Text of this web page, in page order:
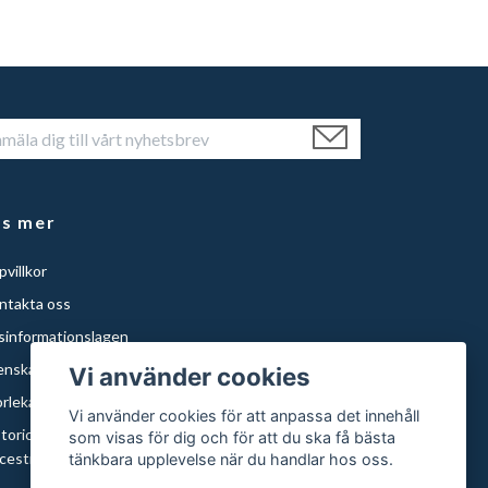
mer
oss
Städer
och papper
Maps of Sweden for Americans with Swedish
| Histor
Vi använder cookies
Vi använder cookies för att anpassa det innehåll
som visas för dig och för att du ska få bästa
tänkbara upplevelse när du handlar hos oss.